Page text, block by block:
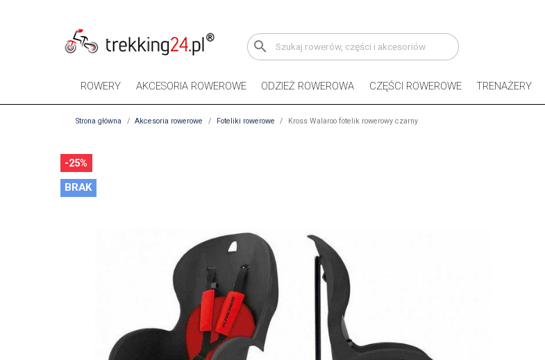
search
ROWERY AKCESORIA ROWEROWE ODZIEŻ ROWEROWA CZĘŚCI ROWEROWE TRENAŻERY
Strona główna Akcesoria rowerowe Foteliki rowerowe Kross Walaroo fotelik rowerowy czarny
-25%
BRAK